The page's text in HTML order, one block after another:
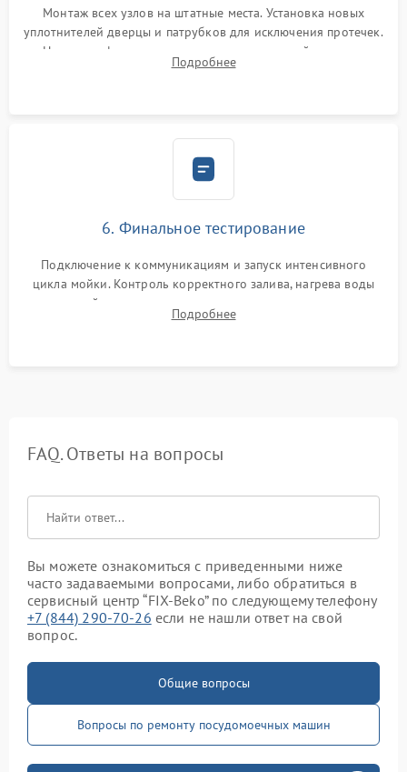
Монтаж всех узлов на штатные места. Установка новых
уплотнителей дверцы и патрубков для исключения протечек.
Надежная фиксация хомутов гидравлической системы,
сборка корпуса и установка датчика поплавка.
Подробнее
6. Финальное тестирование
Подключение к коммуникациям и запуск интенсивного
цикла мойки. Контроль корректного залива, нагрева воды
до нужной температуры, отсутствия посторонних шумов,
штатного слива и абсолютной сухости в поддоне.
Подробнее
FAQ. Ответы на вопросы
Вы можете ознакомиться с приведенными ниже
часто задаваемыми вопросами, либо обратиться в
сервисный центр “FIX-Beko” по следующему телефону
+7 (844) 290-70-26 если не нашли ответ на свой
вопрос.
Общие вопросы
Вопросы по ремонту посудомоечных машин